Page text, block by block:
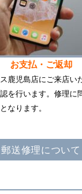
お支払・ご返却
鹿児島店にご来店い
を行います。修理に
なります。
郵送修理について